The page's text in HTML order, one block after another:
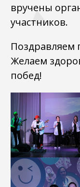
вручены
участников.
Поздравляем
Желаем
побед!